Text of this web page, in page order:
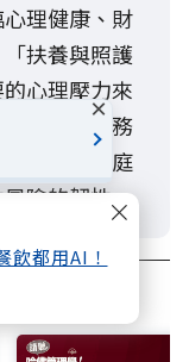
飲都用AI！
理健康、財
扶養與照護
心理壓力來
準備與財務
準備與家庭
險的韌性。
×